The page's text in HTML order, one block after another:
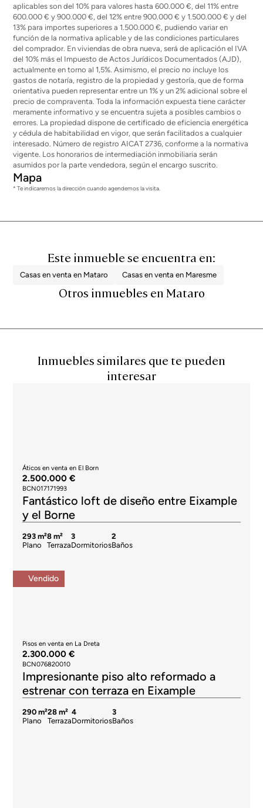
aplicables son del 10% para valores hasta 600.000 €, del 11% entre
600.000 € y 900.000 €, del 12% entre 900.000 € y 1.500.000 € y del
13% para importes superiores a 1.500.000 €, pudiendo variar en
función de la normativa aplicable y de las condiciones particulares
del comprador. En viviendas de obra nueva, será de aplicación el IVA
del 10% más el Impuesto de Actos Jurídicos Documentados (AJD),
actualmente en torno al 1,5%. Asimismo, el precio no incluye los
gastos de notaría, registro de la propiedad y gestoría, que de forma
orientativa pueden representar entre un 1% y un 2% adicional sobre el
precio de compraventa. Toda la información expuesta tiene carácter
meramente informativo y se encuentra sujeta a posibles cambios o
errores. La propiedad dispone de certificado de eficiencia energética
y cédula de habitabilidad en vigor, que serán facilitados a cualquier
interesado. Número de registro AICAT 2736, conforme a la normativa
vigente. Los honorarios de intermediación inmobiliaria serán
asumidos por la parte vendedora, según el encargo suscrito.
Mapa
* Te indicaremos la dirección cuando agendemos la visita.
Este inmueble se encuentra en:
Casas en venta en Mataro Casas en venta en Maresme
Otros inmuebles en Mataro
Inmuebles similares que te pueden
interesar
Áticos en venta en El Born
2.500.000 €
BCN017171993
Fantástico loft de diseño entre Eixample
y el Borne
293 m²
Plano
8 m²
Terraza
3
Dormitorios
2
Baños
Vendido
Pisos en venta en La Dreta
2.300.000 €
BCN076820010
Impresionante piso alto reformado a
estrenar con terraza en Eixample
290 m²
Plano
28 m²
Terraza
4
Dormitorios
3
Baños